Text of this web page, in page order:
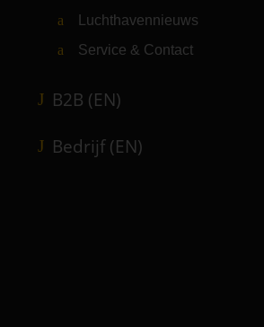
Luchthavennieuws
Service & Contact
B2B (EN)
Bedrijf (EN)